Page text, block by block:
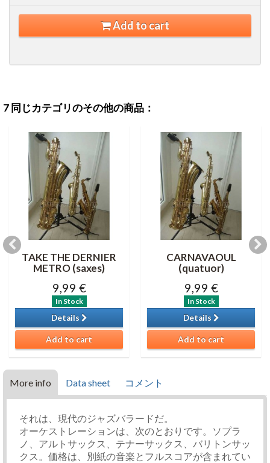
Add to cart
7 同じカテゴリのその他の商品：
TAKE THE DERNIER
METRO (saxes)
9,99 €
In Stock
Details
Add to cart
CARNAVAOUL
(quatuor)
9,99 €
In Stock
Details
Add to cart
More info Data sheet コメント
それは、現代のジャズバラードだ。
オーケストレーションは、次のとおりです。ソプラ
ノ、アルトサックス、テナーサックス、バリトンサッ
クス。価格は、別紙の音楽とフルスコアが含まれてい